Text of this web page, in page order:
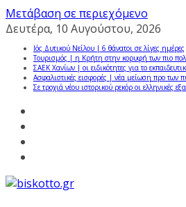
Μετάβαση σε περιεχόμενο
Δευτέρα, 10 Αυγούστου, 2026
Ιός Δυτικού Νείλου | 6 θάνατοι σε λίγες ημέρες
Τουρισμός | η Κρήτη στην κορυφή των πιο
ΣΑΕΚ Χανίων | οι ειδικότητες για το
Ασφαλιστικές εισφορές | νέα μείωση προ των
Σε τροχιά νέου ιστορικού ρεκόρ οι ελληνικές